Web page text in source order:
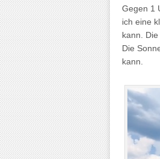
Gegen 1
ich eine
kann.
Die
kann.